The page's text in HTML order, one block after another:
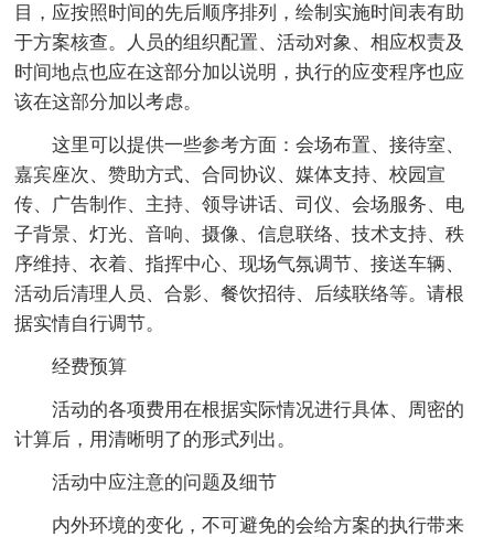
目，应按照时间的先后顺序排列，绘制实施时间表有助
于方案核查。人员的组织配置、活动对象、相应权责及
时间地点也应在这部分加以说明，执行的应变程序也应
该在这部分加以考虑。
这里可以提供一些参考方面：会场布置、接待室、
嘉宾座次、赞助方式、合同协议、媒体支持、校园宣
传、广告制作、主持、领导讲话、司仪、会场服务、电
子背景、灯光、音响、摄像、信息联络、技术支持、秩
序维持、衣着、指挥中心、现场气氛调节、接送车辆、
活动后清理人员、合影、餐饮招待、后续联络等。请根
据实情自行调节。
经费预算
活动的各项费用在根据实际情况进行具体、周密的
计算后，用清晰明了的形式列出。
活动中应注意的问题及细节
内外环境的变化，不可避免的会给方案的执行带来